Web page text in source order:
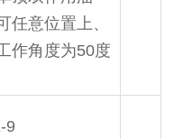
任意位置上、
作角度为50度
9